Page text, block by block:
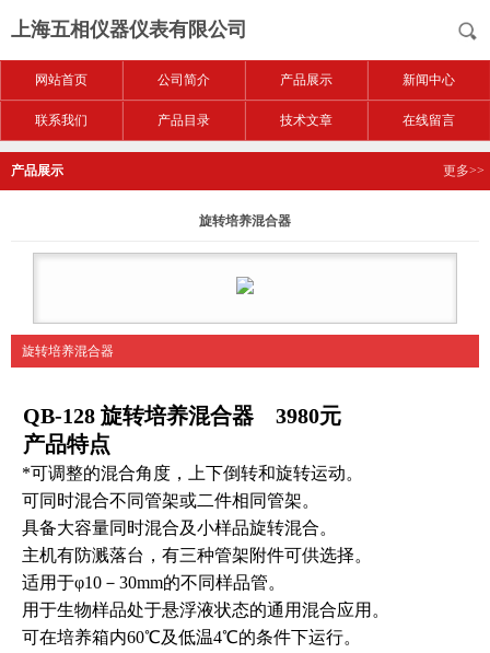
上海五相仪器仪表有限公司
网站首页 公司简介 产品展示 新闻中心
联系我们 产品目录 技术文章 在线留言
产品展示 更多>>
旋转培养混合器
旋转培养混合器
QB-128 旋转培养混合器 3980元
产品特点
*可调整的混合角度，上下倒转和旋转运动。
可同时混合不同管架或二件相同管架。
具备大容量同时混合及小样品旋转混合。
主机有防溅落台，有三种管架附件可供选择。
适用于φ10－30mm的不同样品管。
用于生物样品处于悬浮液状态的通用混合应用。
可在培养箱内60℃及低温4℃的条件下运行。